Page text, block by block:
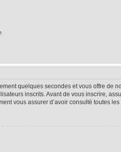
quelques secondes et vous offre de
inscrits. Avant de vous inscrire,
vous assurer d’avoir consulté toutes les